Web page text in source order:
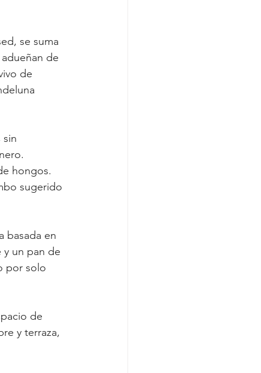
se suma
de
de
sin
hongos.
sugerido
basada en
y un pan de
por solo
de
y terraza,